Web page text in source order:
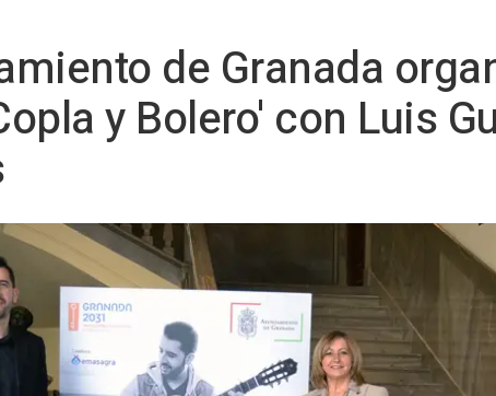
de Granada
y Bolero' con Luis